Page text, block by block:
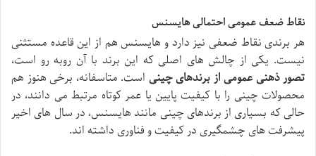
نقاط ضعف عمومی احتمالی هایسنس
هر برندی نقاط ضعفی نیز دارد و هایسنس هم از این قاعده مستثنی
نیست. یکی از چالش های اصلی که این برند با آن روبه رو است،
تصور ذهنی عمومی از برندهای چینی است. متاسفانه، برخی هنوز هم
محصولات چینی را با کیفیت پایین یا عمر کوتاه مرتبط می دانند، در
حالی که بسیاری از برندهای چینی مانند هایسنس، در سال های اخیر
پیشرفت های چشمگیری در کیفیت و فناوری داشته اند.